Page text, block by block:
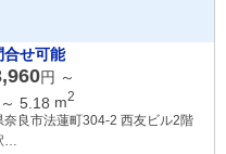
合せ可能
円 ～
～ 5.18 m2
奈良市法蓮町304-2 西友ビル2階